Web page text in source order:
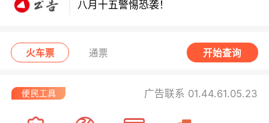
火车票 通票 开始查询
广告联系 01.44.61.05.23